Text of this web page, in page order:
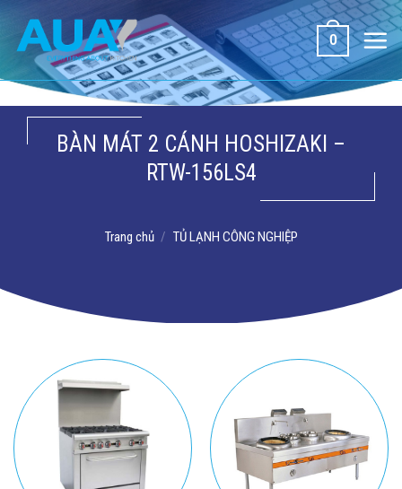
dung
0
BÀN MÁT 2 CÁNH HOSHIZAKI –
RTW-156LS4
Trang chủ / TỦ LẠNH CÔNG NGHIỆP